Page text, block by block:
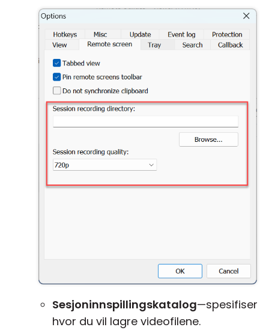
Sesjoninnspillingskatalog—spesifiser
hvor du vil lagre videofilene.